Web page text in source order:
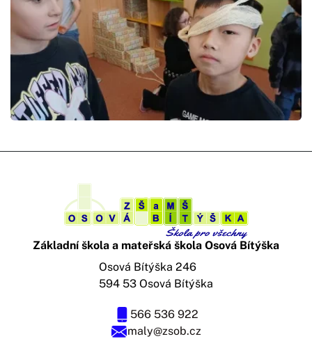
Základní škola a mateřská škola Osová Bítýška
maly@zsob.cz
566 536 922
Osová Bítýška 246
594 53 Osová Bítýška